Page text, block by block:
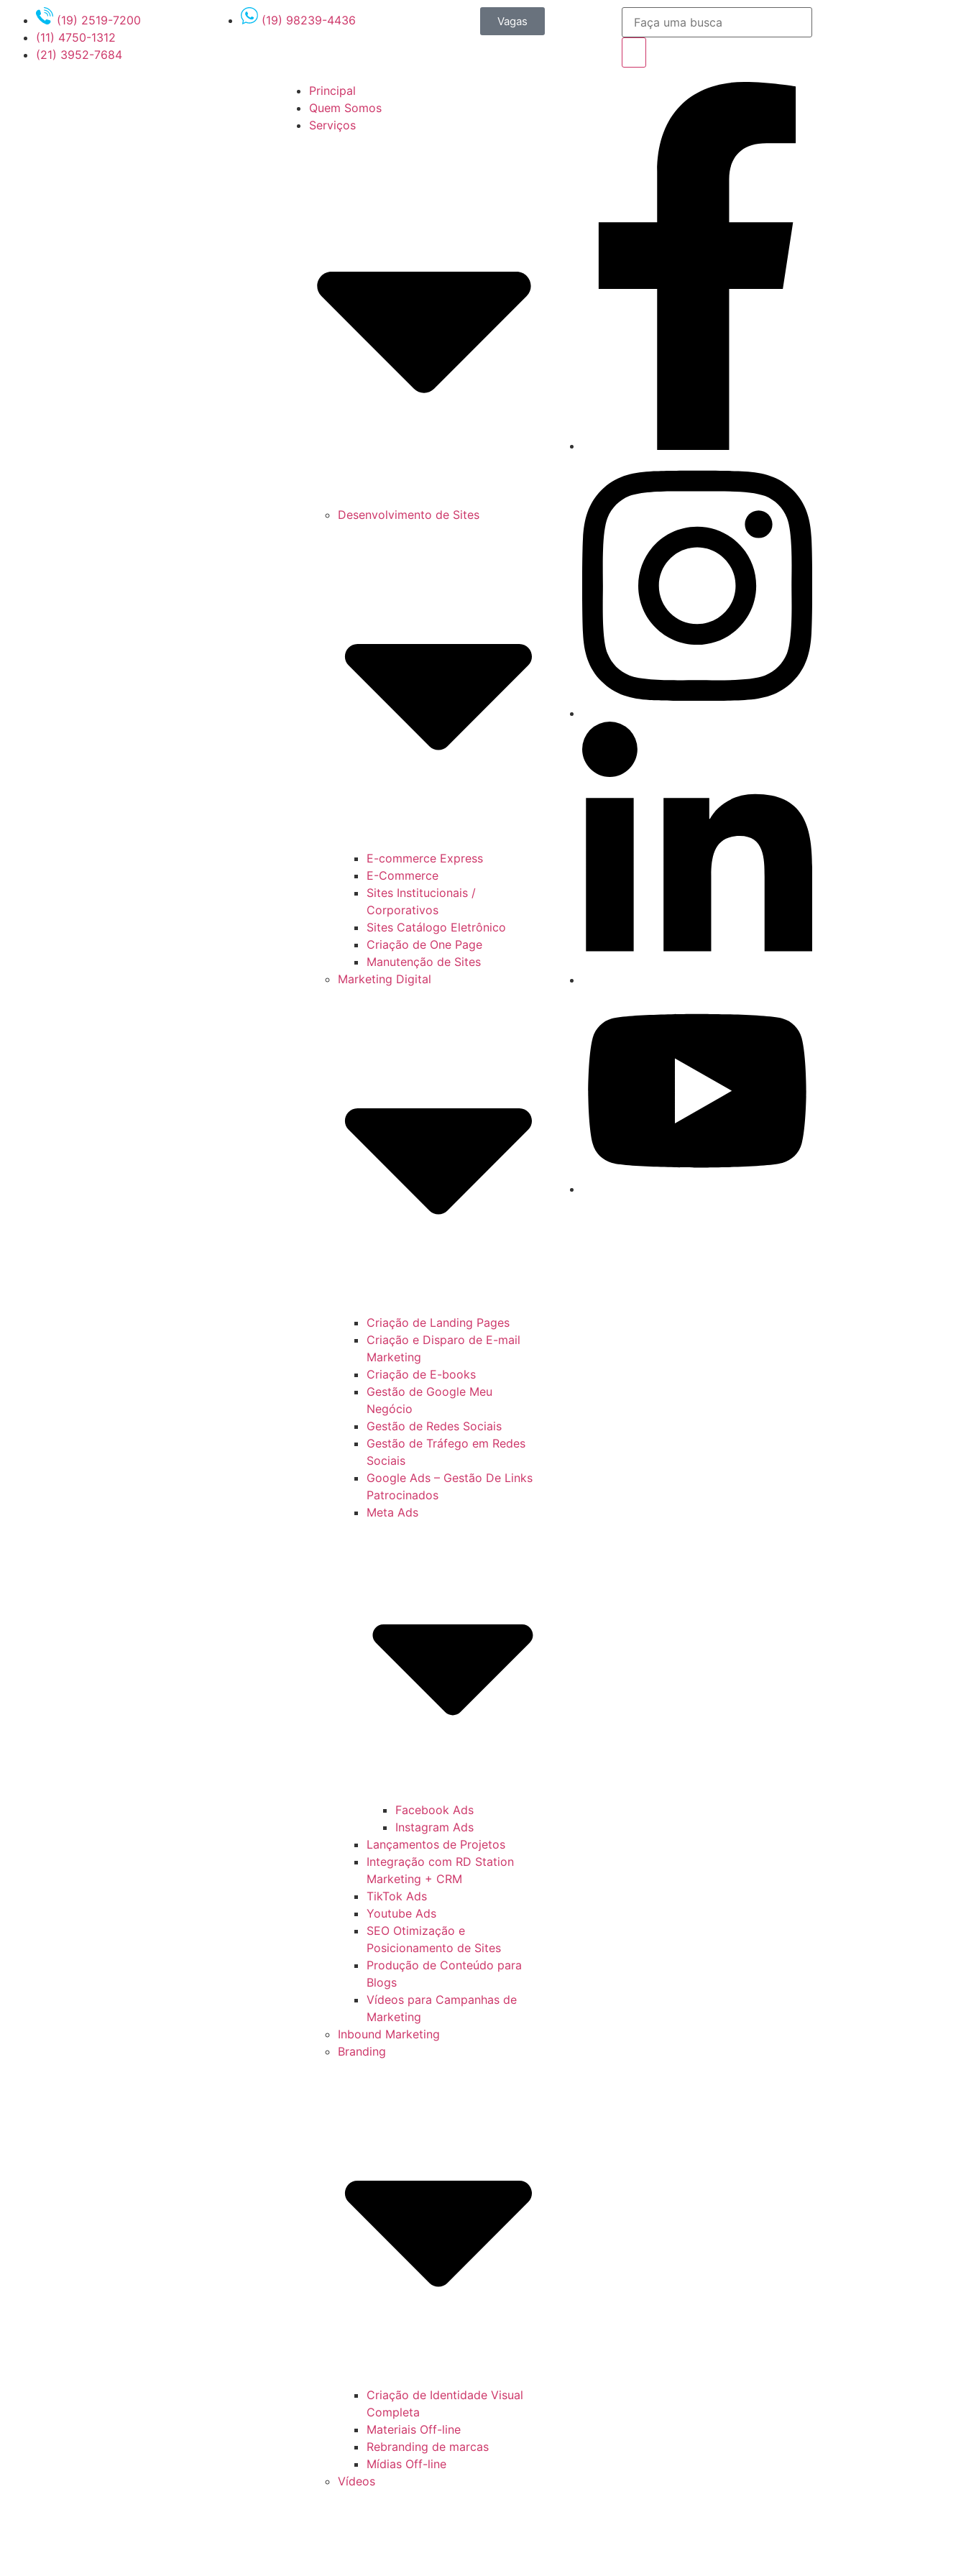
(19) 2519-7200
(11) 4750-1312
(21) 3952-7684
(19) 98239-4436 Vagas
Principal
Quem Somos
Serviços
Desenvolvimento de Sites
E-commerce Express
E-Commerce
Sites Institucionais /
Corporativos
Sites Catálogo Eletrônico
Criação de One Page
Manutenção de Sites
Marketing Digital
Criação de Landing Pages
Criação e Disparo de E-mail
Marketing
Criação de E-books
Gestão de Google Meu
Negócio
Gestão de Redes Sociais
Gestão de Tráfego em Redes
Sociais
Google Ads – Gestão De Links
Patrocinados
Meta Ads
Facebook Ads
Instagram Ads
Lançamentos de Projetos
Integração com RD Station
Marketing + CRM
TikTok Ads
Youtube Ads
SEO Otimização e
Posicionamento de Sites
Produção de Conteúdo para
Blogs
Vídeos para Campanhas de
Marketing
Inbound Marketing
Branding
Criação de Identidade Visual
Completa
Materiais Off-line
Rebranding de marcas
Mídias Off-line
Vídeos